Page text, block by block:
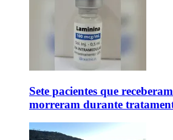
Sete pacientes que
morreram durante